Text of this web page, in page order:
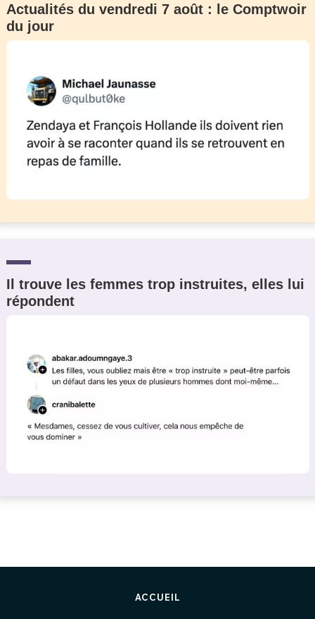
Actualités du vendredi 7 août : le Comptwoir
du jour
Il trouve les femmes trop instruites, elles lui
répondent
ACCUEIL